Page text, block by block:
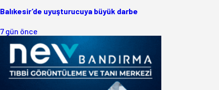
Balıkesir’de uyuşturucuya büyük darbe
7 gün önce